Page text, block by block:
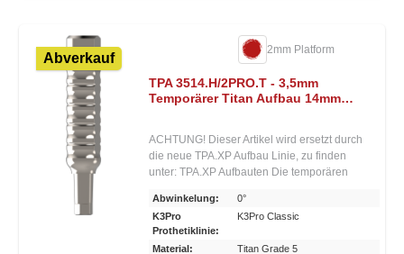
Abverkauf
TPA 3514.H/2PRO.T - 3,5mm
Temporärer Titan Aufbau 14mm
2mm Platform
ACHTUNG! Dieser Artikel wird ersetzt durch
die neue TPA.XP Aufbau Linie, zu finden
unter: TPA.XP Aufbauten Die temporären
speziell für die Einpolymerisierung von
Provisorien direkt im Mund gedacht. Sie
können und sollen individuell gekürzt
Abwinkelung:
0°
K3Pro
Prothetiklinie:
K3Pro Classic
Material:
Titan Grade 5